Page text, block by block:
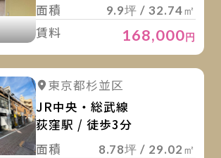
面積
9.9坪 / 32.74㎡
賃料 168,000円
詳細を見る
東京都杉並区
JR中央・総武線
荻窪駅 / 徒歩3分
面積
8.78坪 / 29.02㎡